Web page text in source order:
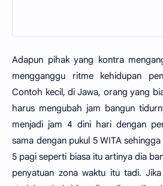
Adapun pihak yang kontra
mengganggu ritme kehidupan
Contoh kecil, di Jawa, orang yang
harus mengubah jam bangun
menjadi jam 4 dini hari dengan
sama dengan pukul 5 WITA
5 pagi seperti biasa itu artinya dia
penyatuan zona waktu itu tadi.